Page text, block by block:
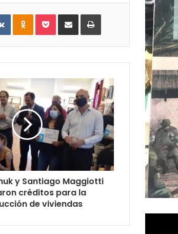
VKontakteOdnoklassniki
PocketCompartirImprimir
y Santiago Maggiotti
créditos para la
de viviendas